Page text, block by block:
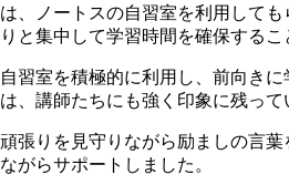
は、ノートスの自習室を利用して
りと集中して学習時間を確保するこ
自習室を積極的に利用し、前向き
は、講師たちにも強く印象に残って
頑張りを見守りながら励ましの言
ながらサポートしました。